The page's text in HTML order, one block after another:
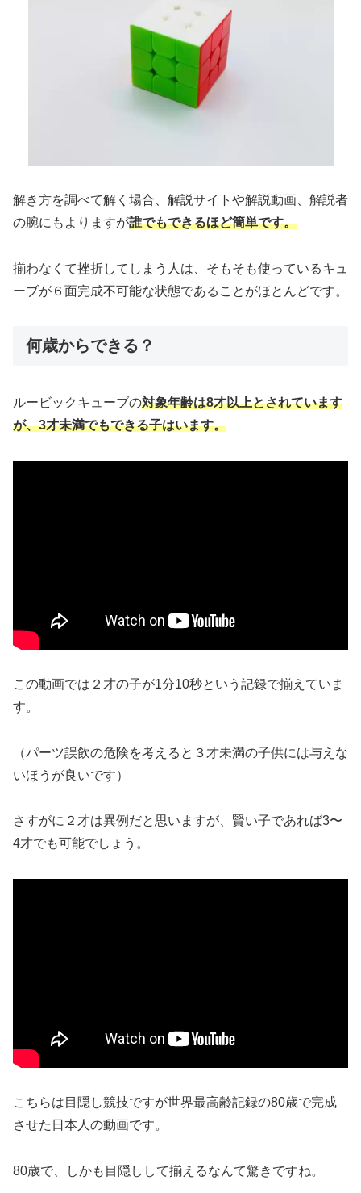
解き方を調べて解く場合、解説サイトや解説動画、解説者
の腕にもよりますが誰でもできるほど簡単です。
揃わなくて挫折してしまう人は、そもそも使っているキュ
ーブが６面完成不可能な状態であることがほとんどです。
何歳からできる？
ルービックキューブの対象年齢は8才以上とされています
が、3才未満でもできる子はいます。
この動画では２才の子が1分10秒という記録で揃えていま
す。
（パーツ誤飲の危険を考えると３才未満の子供には与えな
いほうが良いです）
さすがに２才は異例だと思いますが、賢い子であれば3〜
4才でも可能でしょう。
こちらは目隠し競技ですが世界最高齢記録の80歳で完成
させた日本人の動画です。
80歳で、しかも目隠しして揃えるなんて驚きですね。